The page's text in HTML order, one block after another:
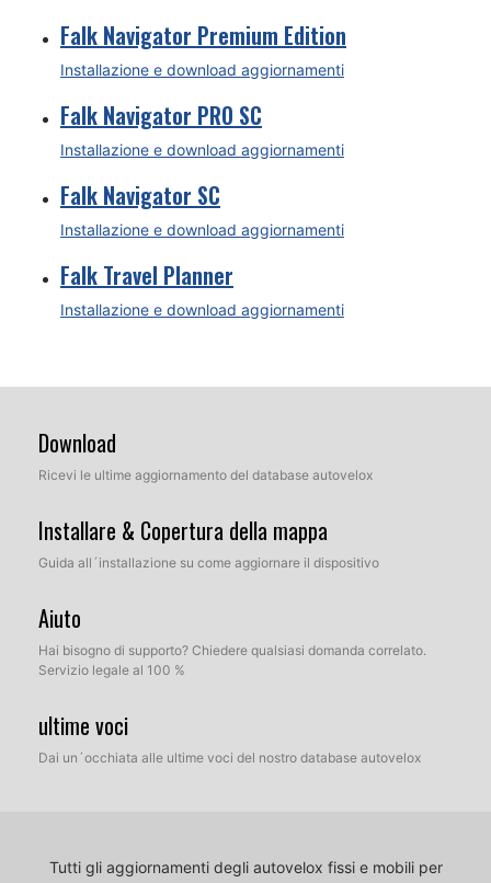
Falk Navigator Premium Edition
Installazione e download aggiornamenti
Falk Navigator PRO SC
Installazione e download aggiornamenti
Falk Navigator SC
Installazione e download aggiornamenti
Falk Travel Planner
Installazione e download aggiornamenti
Download
Ricevi le ultime aggiornamento del database autovelox
Installare & Copertura della mappa
Guida all´installazione su come aggiornare il dispositivo
Aiuto
Hai bisogno di supporto? Chiedere qualsiasi domanda correlato.
Servizio legale al 100 %
ultime voci
Dai un´occhiata alle ultime voci del nostro database autovelox
Tutti gli aggiornamenti degli autovelox fissi e mobili per